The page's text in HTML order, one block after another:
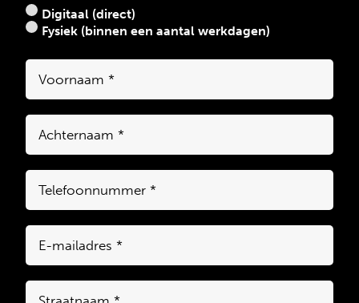
Digitaal (direct)
Fysiek (binnen een aantal werkdagen)
Voornaam
Achternaam
Telefoon*
E-
mailadres*
Straatnaam